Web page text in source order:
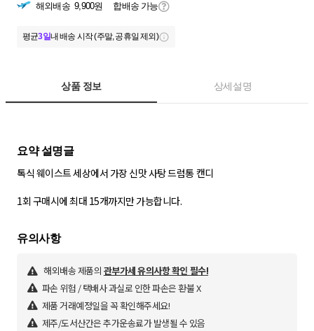
해외배송 9,900원 합배송 가능
평균3일내 배송 시작 (주말, 공휴일 제외)
상품 정보 상세설명
요약 설명글
톡식 웨이스트 세상에서 가장 신맛 사탕 드럼통 캔디
1회 구매시에 최대 15개까지만 가능합니다.
유의사항
해외배송 제품의 관부가세 유의사항 확인 필수!
파손 위험 / 택배사 과실로 인한 파손은 환불 X
제품 거래예정일을 꼭 확인해주세요!
제주/도서산간은 추가운송료가 발생될 수 있음